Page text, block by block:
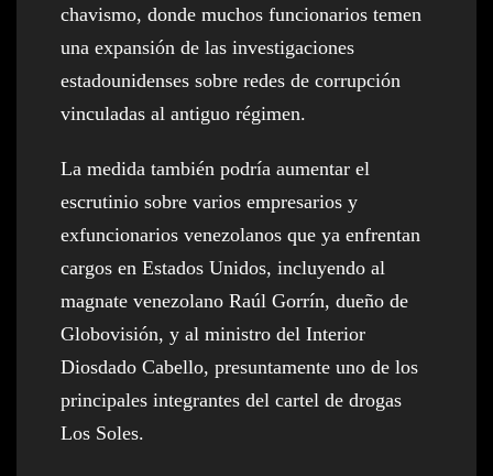
chavismo, donde muchos funcionarios temen
una expansión de las investigaciones
estadounidenses sobre redes de corrupción
vinculadas al antiguo régimen.
La medida también podría aumentar el
escrutinio sobre varios empresarios y
exfuncionarios venezolanos que ya enfrentan
cargos en Estados Unidos, incluyendo al
magnate venezolano Raúl Gorrín, dueño de
Globovisión, y al ministro del Interior
Diosdado Cabello, presuntamente uno de los
principales integrantes del cartel de drogas
Los Soles.